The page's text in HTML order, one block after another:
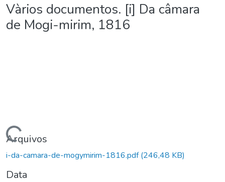
Estatísticas
Vàrios documentos. [i] Da câmara
de Mogi-mirim, 1816
Carregando...
Arquivos
i-da-camara-de-mogymirim-1816.pdf(246,48 KB)
Data